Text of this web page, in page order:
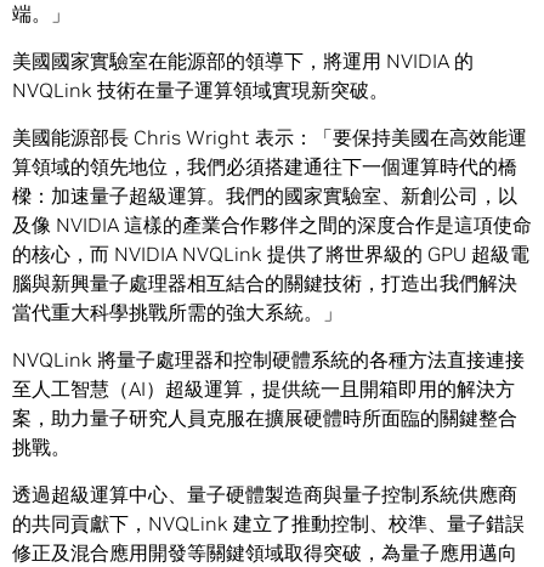
端。」
美國國家實驗室在能源部的領導下，將運用 NVIDIA 的
NVQLink 技術在量子運算領域實現新突破。
美國能源部長 Chris Wright 表示：「要保持美國在高效能運
算領域的領先地位，我們必須搭建通往下一個運算時代的橋
樑：加速量子超級運算。我們的國家實驗室、新創公司，以
及像 NVIDIA 這樣的產業合作夥伴之間的深度合作是這項使命
的核心，而 NVIDIA NVQLink 提供了將世界級的 GPU 超級電
腦與新興量子處理器相互結合的關鍵技術，打造出我們解決
當代重大科學挑戰所需的強大系統。」
NVQLink 將量子處理器和控制硬體系統的各種方法直接連接
至人工智慧（AI）超級運算，提供統一且開箱即用的解決方
案，助力量子研究人員克服在擴展硬體時所面臨的關鍵整合
挑戰。
透過超級運算中心、量子硬體製造商與量子控制系統供應商
的共同貢獻下，NVQLink 建立了推動控制、校準、量子錯誤
修正及混合應用開發等關鍵領域取得突破，為量子應用邁向